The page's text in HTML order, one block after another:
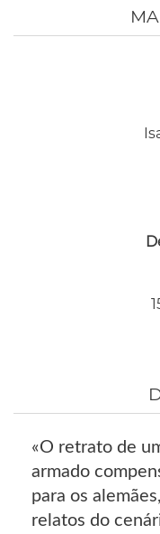
«O retrato de
armado
para os
relatos do